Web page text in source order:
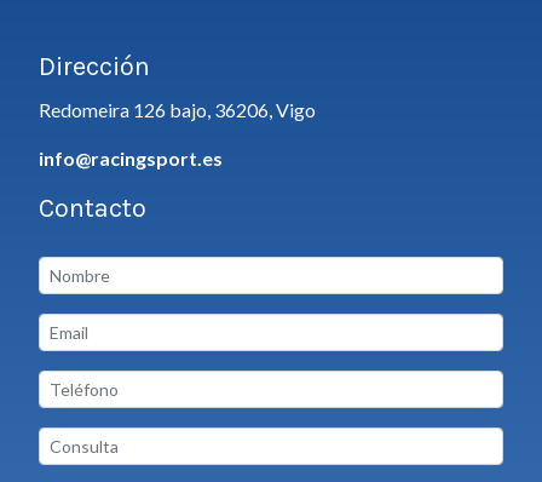
Dirección
Redomeira 126 bajo, 36206, Vigo
info@racingsport.es
Contacto